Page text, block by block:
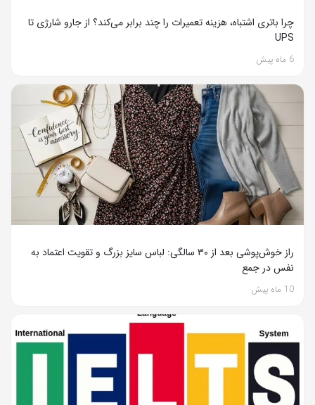
چرا باتری اشتباه، هزینه تعمیرات را چند برابر می‌کند؟ از جارو شارژی تا
UPS
6 ماه پیش
راز خوش‌پوشی بعد از ۳۰ سالگی: لباس سایز بزرگ و تقویت اعتماد به
نفس در جمع
10 ماه پیش